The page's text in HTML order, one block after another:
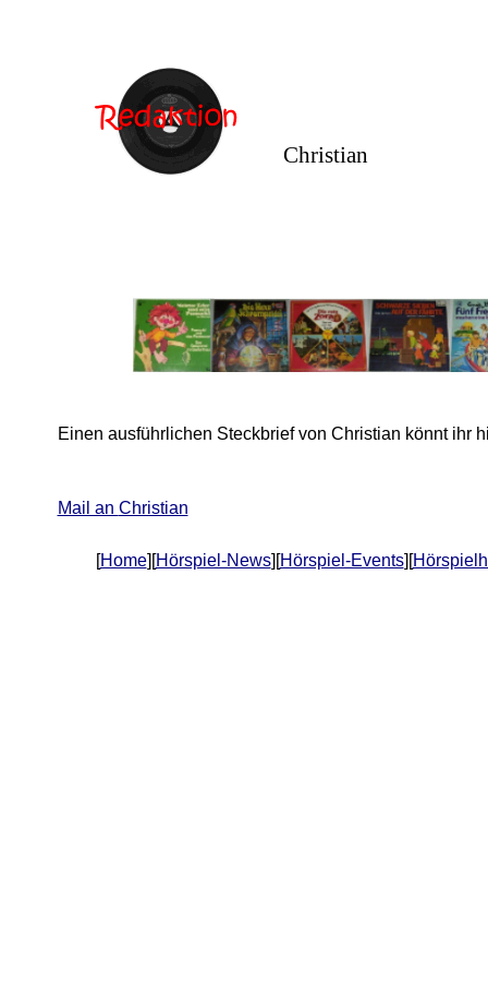
Christian
Einen ausführlichen Steckbrief von Christian könnt ihr
Mail an Christian
[Home][Hörspiel-News][Hörspiel-Events][